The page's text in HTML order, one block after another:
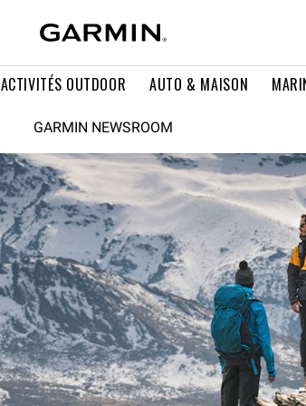
ACTIVITÉS OUTDOOR AUTO & MAISON
GARMIN NEWSROOM